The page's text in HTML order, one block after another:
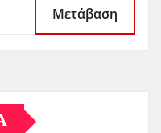
Μετάβαση